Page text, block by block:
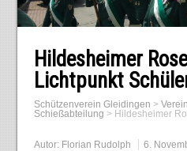
Hildesheimer
Lichtpunkt
Schützenverein Gleidingen >
Schießabteilung > Hildesheimer
Autor: Florian Rudolph 6.